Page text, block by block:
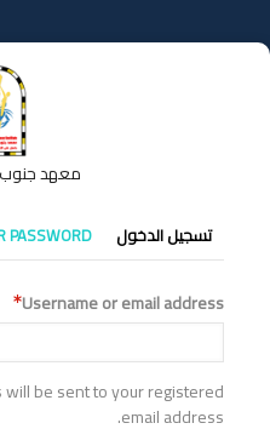
إلى
المحتوى
معهد جنوب
التبويبات
الأساسية
تسجيل الدخول PASSWORD
Username or email address
be sent to your registered
email address.